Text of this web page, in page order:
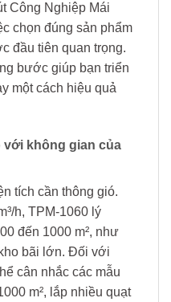
Công Nghiệp Mái
chọn đúng sản phẩm
đầu tiên quan trọng.
bước giúp bạn triển
một cách hiệu quả
với không gian của
tích cần thông gió.
h, TPM-1060 lý
đến 1000 m², như
bãi lớn. Đối với
cân nhắc các mẫu
m², lắp nhiều quạt